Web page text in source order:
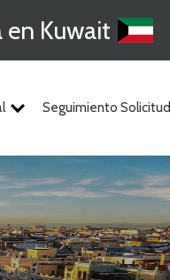
en Kuwait
Seguimiento Solicitud